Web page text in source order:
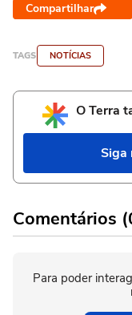
Compartilhar
TAGS NOTÍCIAS
O Terra
Siga
Comentários
Para poder